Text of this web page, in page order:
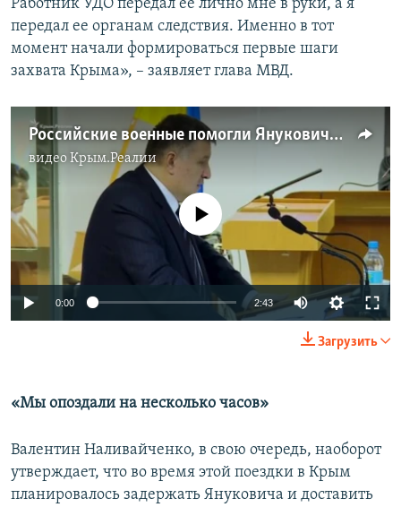
Работник УДО передал ее лично мне в руки, а я
передал ее органам следствия. Именно в тот
момент начали формироваться первые шаги
захвата Крыма», – заявляет глава МВД.
Российские военные помогли Януковичу покинуть Крым – Аваков (видео)
видеоКрым.Реалии
No media source currently available
0:00 2:43
Загрузить
«Мы опоздали на несколько часов»
Валентин Наливайченко, в свою очередь, наоборот
утверждает, что во время этой поездки в Крым
планировалось задержать Януковича и доставить